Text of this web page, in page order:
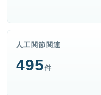
人工関節関連
495件